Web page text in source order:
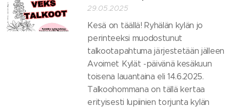
29.05.2025
Kesä on täällä! Ryhälän kylän jo
perinteeksi muodostunut
talkootapahtuma järjestetään jälleen
Avoimet Kylät -päivänä kesäkuun
toisena lauantaina eli 14.6.2025.
Talkoohommana on tällä kertaa
erityisesti lupiinien torjunta kylän